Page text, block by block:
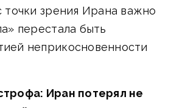
точки зрения Ирана важно
перестала быть
неприкосновенности
Иран потерял не